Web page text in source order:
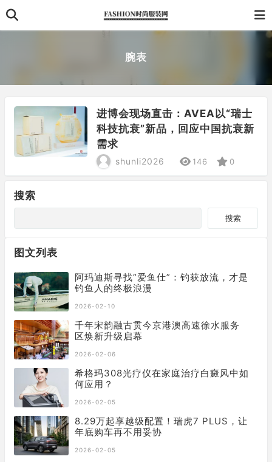
腕表
进博会现场直击：AVEA以“瑞士
科技抗衰”新品，回应中国抗衰新
需求
shunli2026 146 0
搜索
搜索
图文列表
阿玛迪斯寻找“爱鱼仕”：钓获放流，才是
钓鱼人的终极浪漫
2026-02-10
千年宋韵融古贯今京港澳高速徐水服务
区焕新升级启幕
2026-02-06
希格玛​308光疗仪在家庭治疗白癜风中如
何应用？
2026-02-05
8.29万起享越级配置！瑞虎7 PLUS，让
年底购车再不用妥协
2026-02-05